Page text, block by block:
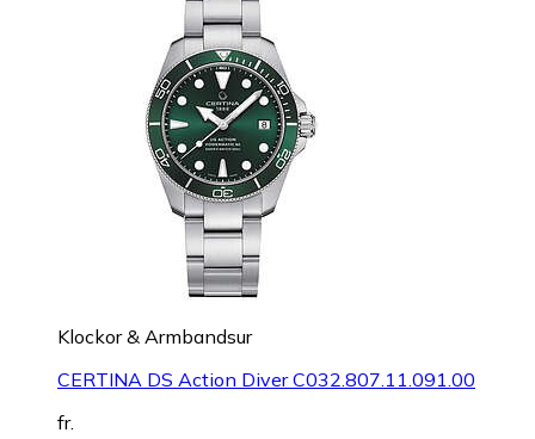
Klockor & Armbandsur
CERTINA DS Action Diver C032.807.11.091.00
fr.